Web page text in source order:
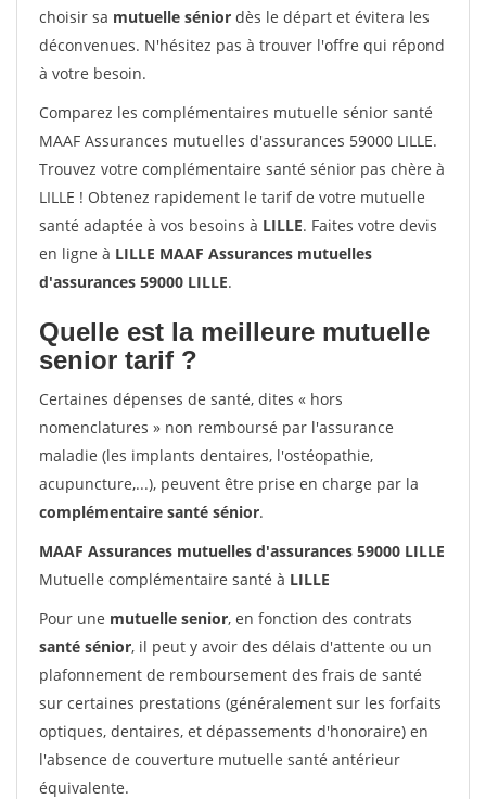
choisir sa mutuelle sénior dès le départ et évitera les
déconvenues. N'hésitez pas à trouver l'offre qui répond
à votre besoin.
Comparez les complémentaires mutuelle sénior santé
MAAF Assurances mutuelles d'assurances 59000 LILLE.
Trouvez votre complémentaire santé sénior pas chère à
LILLE ! Obtenez rapidement le tarif de votre mutuelle
santé adaptée à vos besoins à LILLE. Faites votre devis
en ligne à LILLE MAAF Assurances mutuelles
d'assurances 59000 LILLE.
Quelle est la meilleure mutuelle
senior tarif ?
Certaines dépenses de santé, dites « hors
nomenclatures » non remboursé par l'assurance
maladie (les implants dentaires, l'ostéopathie,
acupuncture,...), peuvent être prise en charge par la
complémentaire santé sénior.
MAAF Assurances mutuelles d'assurances 59000 LILLE
Mutuelle complémentaire santé à LILLE
Pour une mutuelle senior, en fonction des contrats
santé sénior, il peut y avoir des délais d'attente ou un
plafonnement de remboursement des frais de santé
sur certaines prestations (généralement sur les forfaits
optiques, dentaires, et dépassements d'honoraire) en
l'absence de couverture mutuelle santé antérieur
équivalente.